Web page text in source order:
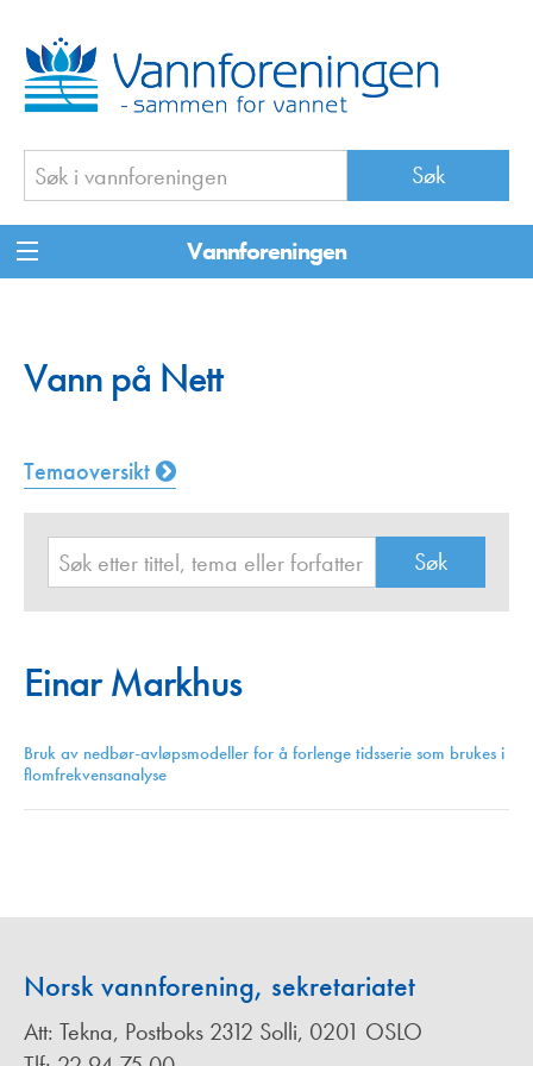
Vannforeningen
Vann på Nett
Temaoversikt
Einar Markhus
Bruk av nedbør-avløpsmodeller for å forlenge tidsserie som brukes i
flomfrekvensanalyse
Norsk vannforening, sekretariatet
Att: Tekna, Postboks 2312 Solli, 0201 OSLO